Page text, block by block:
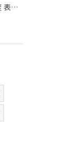
✨ AOA 2026年8月度 表彰式レポート ✨